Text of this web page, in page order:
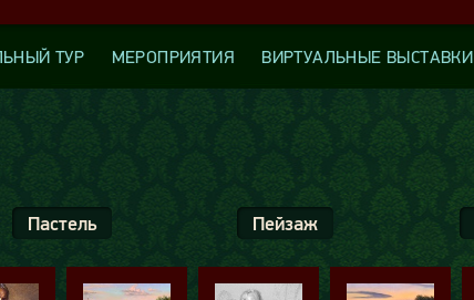
ТУР МЕРОПРИЯТИЯ ВИРТУАЛЬНЫЕ ВЫСТАВКИ
Пастель Пейзаж